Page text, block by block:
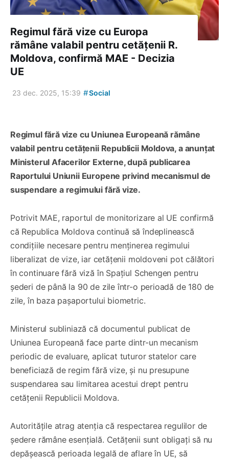
Regimul fără vize cu Europa
rămâne valabil pentru cetățenii R.
Moldova, confirmă MAE - Decizia
UE
23 dec. 2025, 15:39 #Social
Regimul fără vize cu Uniunea Europeană rămâne
valabil pentru cetățenii Republicii Moldova, a anunțat
Ministerul Afacerilor Externe, după publicarea
Raportului Uniunii Europene privind mecanismul de
suspendare a regimului fără vize.
Potrivit MAE, raportul de monitorizare al UE confirmă
că Republica Moldova continuă să îndeplinească
condițiile necesare pentru menținerea regimului
liberalizat de vize, iar cetățenii moldoveni pot călători
în continuare fără viză în Spațiul Schengen pentru
șederi de până la 90 de zile într-o perioadă de 180 de
zile, în baza pașaportului biometric.
Ministerul subliniază că documentul publicat de
Uniunea Europeană face parte dintr-un mecanism
periodic de evaluare, aplicat tuturor statelor care
beneficiază de regim fără vize, și nu presupune
suspendarea sau limitarea acestui drept pentru
cetățenii Republicii Moldova.
Autoritățile atrag atenția că respectarea regulilor de
ședere rămâne esențială. Cetățenii sunt obligați să nu
depășească perioada legală de aflare în UE, să